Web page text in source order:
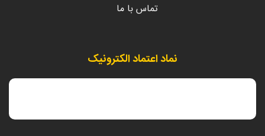
تماس با ما
نماد اعتماد الکترونیک